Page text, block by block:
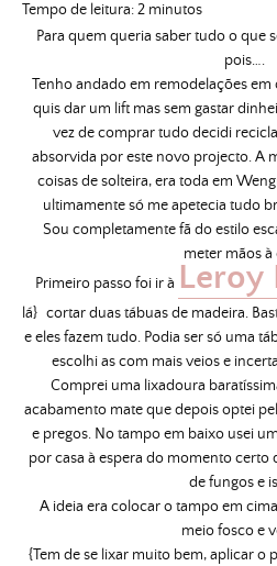
Tempo de leitura:2 minutos
Para quem queria saber tudo o que
pois….
Tenho andado em remodelações em
quis dar um lift mas sem gastar
vez de comprar tudo decidi
absorvida por este novo projecto. A
coisas de solteira, era toda em
ultimamente só me apetecia tudo
Sou completamente fã do estilo
meter mãos à
Primeiro passo foi ir à Leroy
lá} cortar duas tábuas de madeira.
e eles fazem tudo. Podia ser só uma
escolhi as com mais veios e
Comprei uma lixadoura
acabamento mate que depois optei
e pregos. No tampo em baixo usei
por casa à espera do momento certo
de fungos e
A ideia era colocar o tampo em
meio fosco e
{Tem de se lixar muito bem, aplicar o